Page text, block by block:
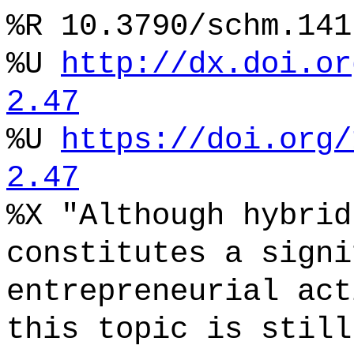
%R 10.3790/
%U http://
2.47
%U https://doi.org/
2.47
%X "Although
constitutes a
entrepreneurial
this topic is